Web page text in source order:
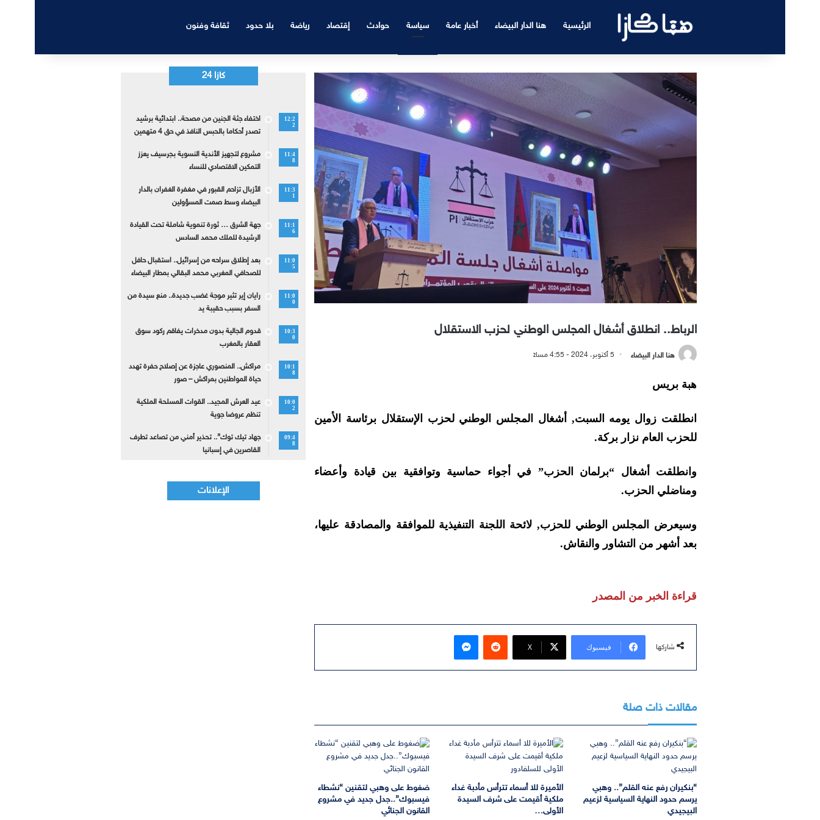
الرئيسية هنا الدار البيضاء أخبار عامة سياسة حوادث إقتصاد رياضة بلا حدود ثقافة وفنون
الرباط.. انطلاق أشغال المجلس الوطني لحزب الاستقلال
هنا الدار البيضاء 5 أكتوبر، 2024 - 4:55 مساءً
هبة بريس
انطلقت زوال يومه السبت, أشغال المجلس الوطني لحزب الإستقلال برئاسة الأمين
للحزب العام نزار بركة.
وانطلقت أشغال “برلمان الحزب” في أجواء حماسية وتوافقية بين قيادة وأعضاء
ومناضلي الحزب.
وسيعرض المجلس الوطني للحزب, لائحة اللجنة التنفيذية للموافقة والمصادقة عليها،
بعد أشهر من التشاور والنقاش.
قراءة الخبر من المصدر
شاركها فيسبوك ‫X
ماسنجر
مقالات ذات صلة
“بنكيران رفع عنه القلم”.. وهبي
يرسم حدود النهاية السياسية لزعيم
البيجيدي
الأميرة للا أسماء تترأس مأدبة غداء
ملكية أقيمت على شرف السيدة
الأولى…
ضغوط على وهبي لتقنين “نشطاء
فيسبوك”..جدل جديد في مشروع
القانون الجنائي
كازا 24
12:2
2
اختفاء جثة الجنين من مصحة.. ابتدائية برشيد
تصدر أحكاما بالحبس النافذ في حق 4 متهمين
11:4
8
مشروع لتجهيز الأندية النسوية بجرسيف يعزز
التمكين الاقتصادي للنساء
11:3
1
الأزبال تزاحم القبور في مغفرة الغفران بالدار
البيضاء وسط صمت المسؤولين
11:1
6
جهة الشرق … ثورة تنموية شاملة تحت القيادة
الرشيدة للملك محمد السادس
11:0
5
بعد إطلاق سراحه من إسرائيل.. استقبال حافل
للصحافي المغربي محمد البقالي بمطار البيضاء
11:0
0
رايان إير تثير موجة غضب جديدة.. منع سيدة من
السفر بسبب حقيبة يد
10:3
0
قدوم الجالية بدون مدخرات يفاقم ركود سوق
العقار بالمغرب
10:1
8
مراكش.. المنصوري عاجزة عن إصلاح حفرة تهدد
حياة المواطنين بمراكش – صور
10:0
2
عيد العرش المجيد.. القوات المسلحة الملكية
تنظم عروضا جوية
09:4
8
جهاد تيك توك”.. تحذير أمني من تصاعد تطرف
القاصرين في إسبانيا
الإعلانات